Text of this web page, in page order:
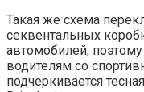
Такая же схема
секвентальных
автомобилей,
водителям со
подчеркивается